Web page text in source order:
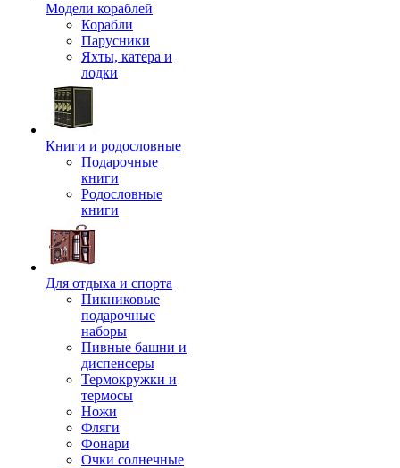
Модели кораблей
Корабли
Парусники
Яхты, катера и
лодки
Книги и родословные
Подарочные
книги
Родословные
книги
Для отдыха и спорта
Пикниковые
подарочные
наборы
Пивные башни и
диспенсеры
Термокружки и
термосы
Ножи
Фляги
Фонари
Очки солнечные